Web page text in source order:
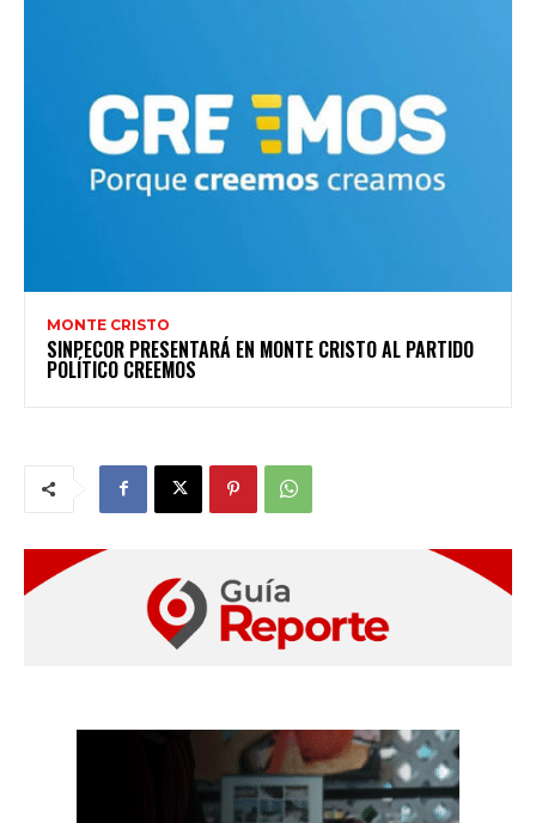
MONTE CRISTO
SINPECOR PRESENTARÁ EN MONTE CRISTO AL PARTIDO
POLÍTICO CREEMOS